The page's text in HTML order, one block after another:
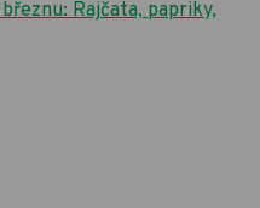
Rajčata, papriky,